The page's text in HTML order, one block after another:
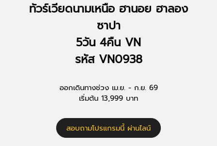
ทัวร์เวียดนามเหนือ ฮานอย ฮาลอง
ซาปา
5วัน 4คืน VN
รหัส VN0938
ออกเดินทางช่วง เม.ย. - ก.ย. 69
เริ่มต้น 13,999 บาท
สอบถามโปรแกรมนี้ ผ่านไลน์